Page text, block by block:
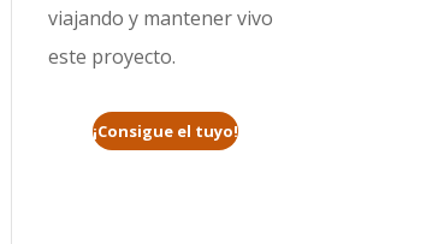
viajando y mantener vivo
este proyecto.
¡Consigue el tuyo!